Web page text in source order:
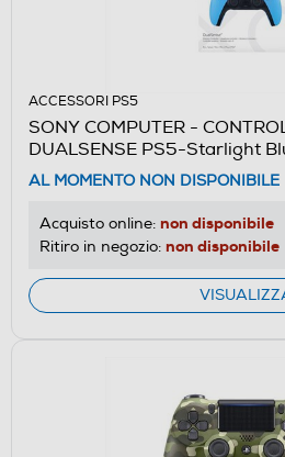
ACCESSORI PS5
SONY COMPUTER -
DUALSENSE PS5-Starlight
AL MOMENTO NON DISPONIBILE
Acquisto online: non disponibile
Ritiro in negozio: non disponibile